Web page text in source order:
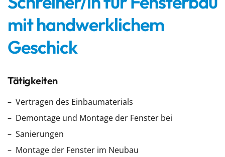
mit handwerklichem
Geschick
Tätigkeiten
Vertragen des Einbaumaterials
Demontage und Montage der Fenster bei
Sanierungen
Montage der Fenster im Neubau